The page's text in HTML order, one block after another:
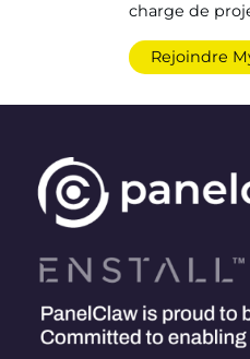
charge de
Rejoindre